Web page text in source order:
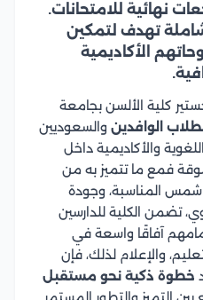
نهائية للامتحانات.
شاملة تهدف لتمكين
الأكاديمية
كلية الألسن بجامعة
الوافدين والسعوديين
والأكاديمية داخل
فمع ما تتميز به من
المناسبة، وجودة
تضمن الكلية للدارسين
آفاقًا واسعة في
والإعلام لذلك، فإن
خطوة ذكية نحو مستقبل